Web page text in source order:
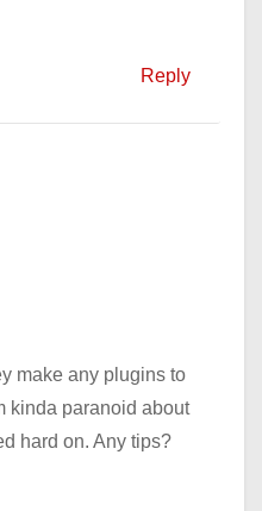
Reply
make any plugins to
kinda paranoid about
hard on. Any tips?